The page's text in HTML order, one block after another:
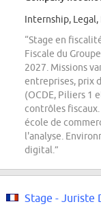
Internship, Legal,
“Stage en
Fiscale du
2027. Missions
entreprises, prix
(OCDE, Piliers 1
contrôles
école de
l'analyse.
digital.”